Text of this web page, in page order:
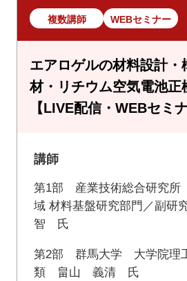
複数講師 WEBセミナー
エアロゲルの材料設計・
材・リチウム空気電池正
【LIVE配信・WEBセミナ
講師
第1部 産業技術総合研究
域 材料基盤研究部門／副
智 氏
第2部 群馬大学 大学院理
類 畠山 義清 氏